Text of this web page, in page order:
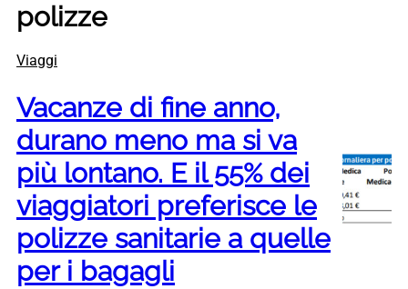
polizze
Viaggi
Vacanze di fine anno,
durano meno ma si va
più lontano. E il 55% dei
viaggiatori preferisce le
polizze sanitarie a quelle
per i bagagli